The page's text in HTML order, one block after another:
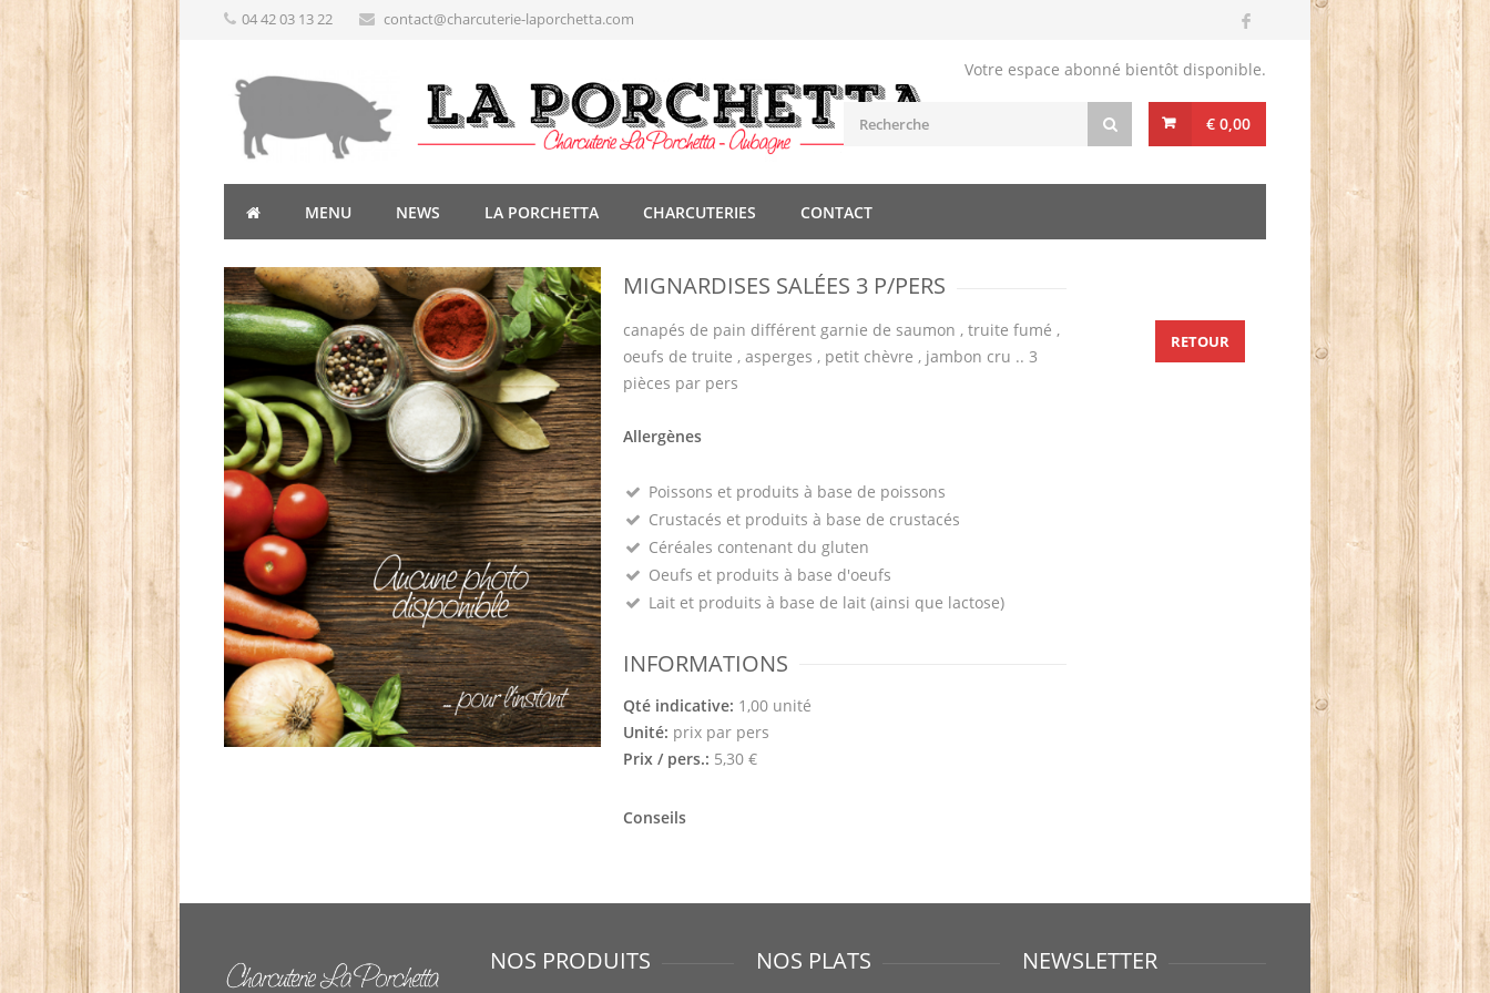
04 42 03 13 22 contact@charcuterie-laporchetta.com
Votre espace abonné bientôt disponible.
€ 0,00
MENU NEWS LA PORCHETTA CHARCUTERIES CONTACT
MIGNARDISES SALÉES 3 P/PERS
canapés de pain différent garnie de saumon , truite fumé ,
oeufs de truite , asperges , petit chèvre , jambon cru .. 3
pièces par pers
Allergènes
Poissons et produits à base de poissons
Crustacés et produits à base de crustacés
Céréales contenant du gluten
Oeufs et produits à base d'oeufs
Lait et produits à base de lait (ainsi que lactose)
INFORMATIONS
Qté indicative: 1,00 unité
Unité: prix par pers
Prix / pers.: 5,30 €
Conseils
RETOUR
NOS PRODUITS NOS PLATS NEWSLETTER